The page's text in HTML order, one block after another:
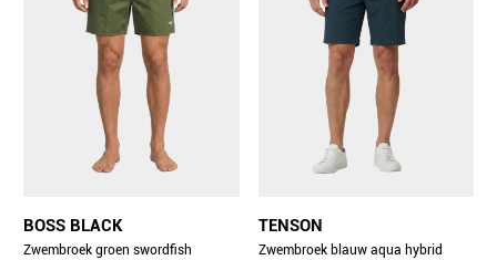
BOSS BLACK
Zwembroek groen swordfish
TENSON
Zwembroek blauw aqua hybrid